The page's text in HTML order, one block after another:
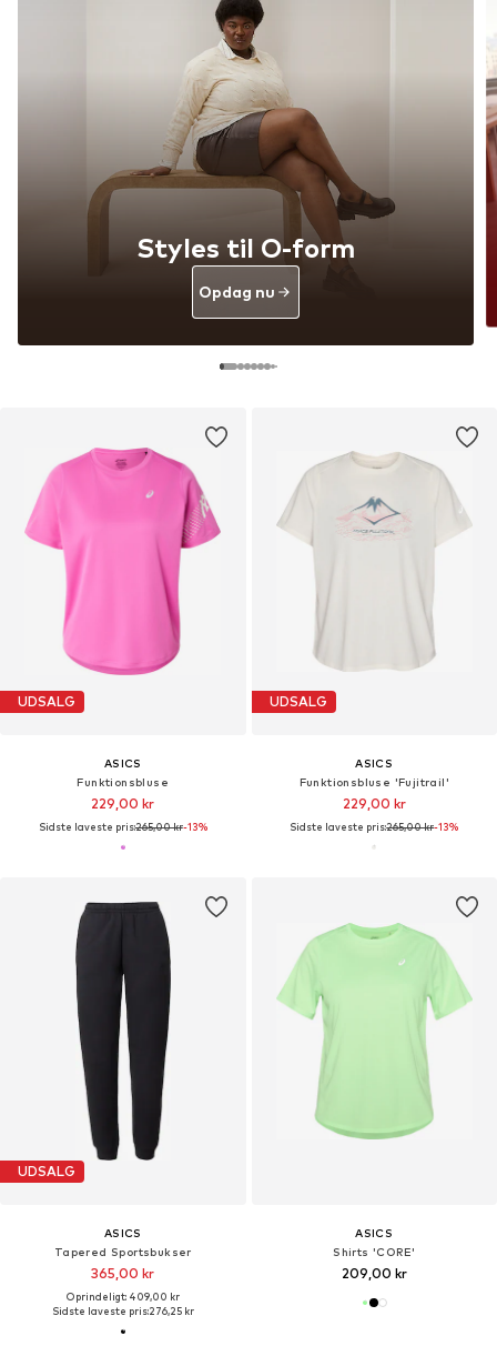
UDSALG
ASICS
Funktionsbluse
229,00 kr
Sidste laveste pris:265,00 kr-13%
UDSALG
ASICS
Funktionsbluse 'Fujitrail'
229,00 kr
Sidste laveste pris:265,00 kr-13%
Styles til O-form
Opdag nu
UDSALG
ASICS
Tapered Sportsbukser
365,00 kr
Oprindeligt: 409,00 kr
Sidste laveste pris:276,25 kr
ASICS
Shirts 'CORE'
209,00 kr